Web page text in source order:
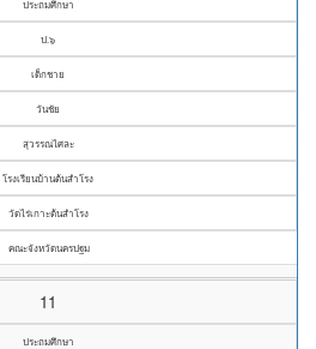
ประถมศึกษา
ป.๖
เด็กชาย
วันชัย
สุวรรณไศละ
โรงเรียนบ้านต้นสำโรง
วัดไร่เกาะต้นสำโรง
คณะจังหวัดนครปฐม
11
ประถมศึกษา